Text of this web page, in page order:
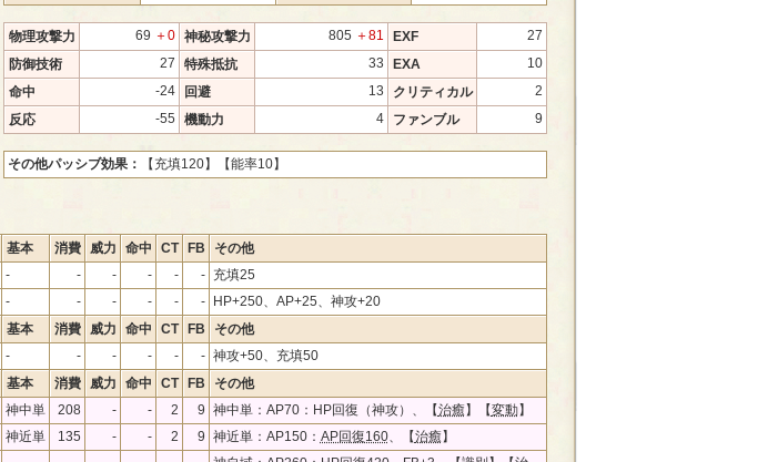
物理攻撃力 69 ＋0 神秘攻撃力 805 ＋81 EXF
27
防御技術
27 特殊抵抗 33 EXA
10
命中
-24 回避 13 クリティカル
2
反応
-55 機動力 4 ファンブル 9
その他パッシブ効果： 【充填120】 【能率10】
基本 消費 威力 命中 CT FB
その他
- - - - - -
充填25
- - - - - -
HP+250、AP+25、神攻+20
基本 消費 威力 命中 CT FB
その他
- - - - - - 神攻+50、充填50
基本 消費 威力 命中 CT FB
その他
神中単 208 - - 2 9 神中単：AP70：HP回復（神攻）、【治癒】【変動】
神近単 135 - - 2 9 神近単：AP150： AP回復160、【治癒】